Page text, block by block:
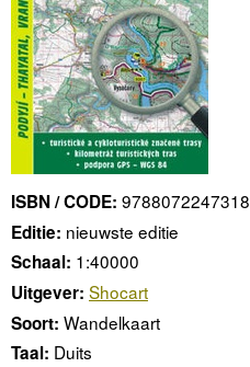
ISBN / CODE: 9788072247318
Editie: nieuwste editie
Schaal: 1:40000
Uitgever: Shocart
Soort: Wandelkaart
Taal: Duits